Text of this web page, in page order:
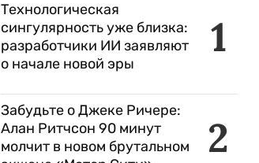
1
Технологическая
сингулярность уже близка:
разработчики ИИ заявляют
о начале новой эры
2
Забудьте о Джеке Ричере:
Алан Ритчсон 90 минут
молчит в новом брутальном